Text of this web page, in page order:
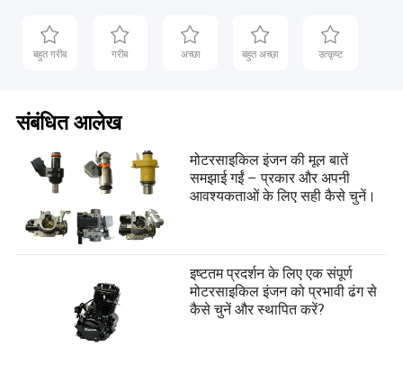
बहुत गरीब गरीब अच्छा बहुत अच्छा उत्कृष्ट
संबंधित आलेख
मोटरसाइकिल इंजन की मूल बातें
समझाई गईं – प्रकार और अपनी
आवश्यकताओं के लिए सही कैसे चुनें।
इष्टतम प्रदर्शन के लिए एक संपूर्ण
मोटरसाइकिल इंजन को प्रभावी ढंग से
कैसे चुनें और स्थापित करें?